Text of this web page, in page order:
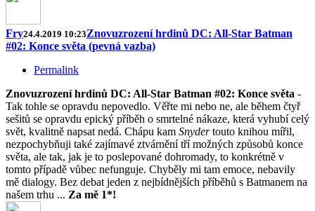
Fry24.4.2019 10:23Znovuzrození hrdinů DC: All-Star Batman
#02: Konce světa (pevná vazba)
Permalink
Znovuzrození hrdinů DC: All-Star Batman #02: Konce světa -
Tak tohle se opravdu nepovedlo. Věřte mi nebo ne, ale během čtyř
sešitů se opravdu epický příběh o smrtelné nákaze, která vyhubí celý
svět, kvalitně napsat nedá. Chápu kam Snydertouto knihou mířil,
nezpochybňuji také zajímavé ztvárnění tří možných způsobů konce
světa, ale tak, jak je to poslepované dohromady, to konkrétně v
tomto případě vůbec nefunguje. Chyběly mi tam emoce, nebavily
mě dialogy. Bez debat jeden z nejbídnějších příběhů s Batmanem na
našem trhu ... Za mě 1*!